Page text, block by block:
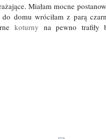
Miałam mocne
domu wróciłam z parą
koturny na pewno trafiły